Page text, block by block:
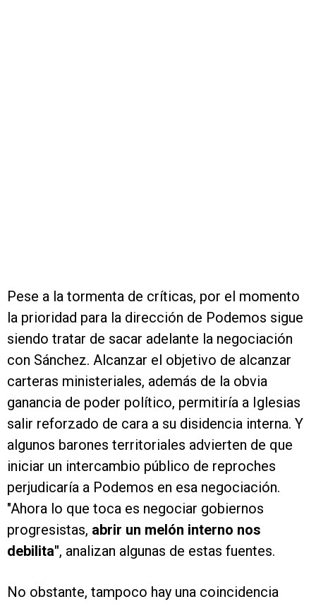
Pese a la tormenta de críticas, por el momento
la prioridad para la dirección de Podemos sigue
siendo tratar de sacar adelante la negociación
con Sánchez. Alcanzar el objetivo de alcanzar
carteras ministeriales, además de la obvia
ganancia de poder político, permitiría a Iglesias
salir reforzado de cara a su disidencia interna. Y
algunos barones territoriales advierten de que
iniciar un intercambio público de reproches
perjudicaría a Podemos en esa negociación.
"Ahora lo que toca es negociar gobiernos
progresistas, abrir un melón interno nos
debilita", analizan algunas de estas fuentes.
No obstante, tampoco hay una coincidencia